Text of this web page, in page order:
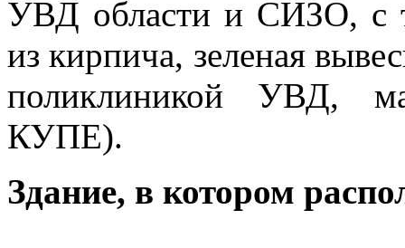
УВД области и СИЗО, с
из кирпича, зеленая
поликлиникой УВД,
КУПЕ).
Здание, в котором